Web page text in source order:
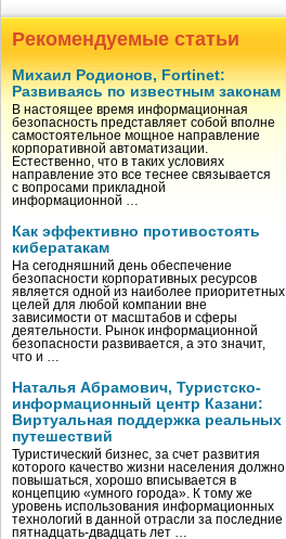
Рекомендуемые статьи
Михаил Родионов, Fortinet:
Развиваясь по известным законам
В настоящее время информационная
безопасность представляет собой вполне
самостоятельное мощное направление
корпоративной автоматизации.
Естественно, что в таких условиях
направление это все теснее связывается
с вопросами прикладной
информационной …
Как эффективно противостоять
кибератакам
На сегодняшний день обеспечение
безопасности корпоративных ресурсов
является одной из наиболее приоритетных
целей для любой компании вне
зависимости от масштабов и сферы
деятельности. Рынок информационной
безопасности развивается, а это значит,
что и …
Наталья Абрамович, Туристско-
информационный центр Казани:
Виртуальная поддержка реальных
путешествий
Туристический бизнес, за счет развития
которого качество жизни населения должно
повышаться, хорошо вписывается в
концепцию «умного города». К тому же
уровень использования информационных
технологий в данной отрасли за последние
пятнадцать-двадцать лет …